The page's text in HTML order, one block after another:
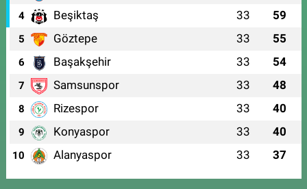
4 Beşiktaş 33 59
5 Göztepe 33 55
6 Başakşehir 33 54
7 Samsunspor 33 48
8 Rizespor 33 40
9 Konyaspor 33 40
10 Alanyaspor 33 37